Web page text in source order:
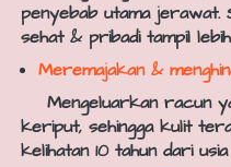
penyebab utama jerawat.
sehat & pribadi tampil
Meremajakan &
keriput, sehingga kulit
kelihatan 10 tahun dari